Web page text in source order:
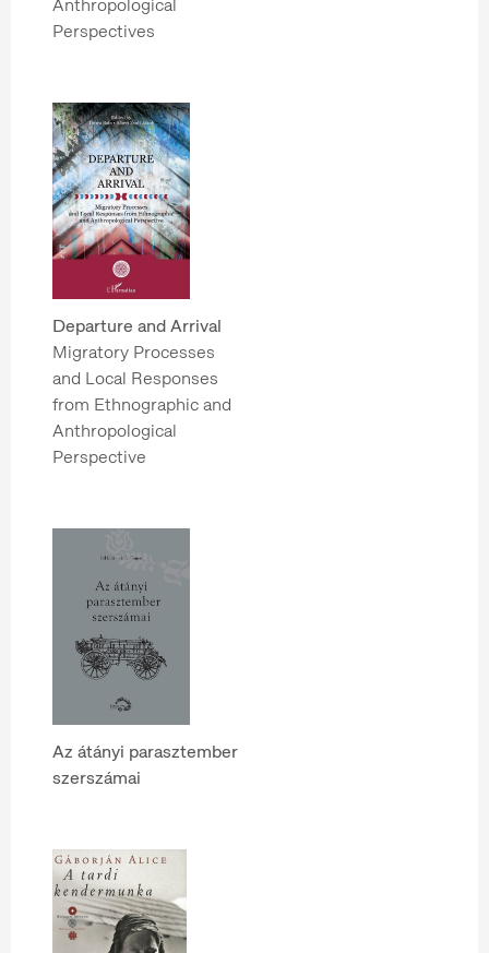
Anthropological
Perspectives
Departure and Arrival
Migratory Processes
and Local Responses
from Ethnographic and
Anthropological
Perspective
Az átányi parasztember
szerszámai